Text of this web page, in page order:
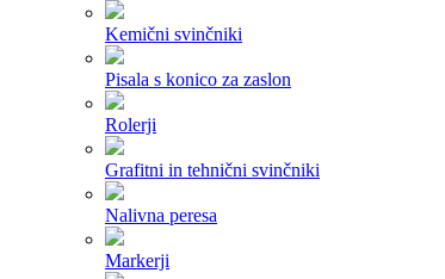
Kemični svinčniki
Pisala s konico za zaslon
Rolerji
Grafitni in tehnični svinčniki
Nalivna peresa
Markerji